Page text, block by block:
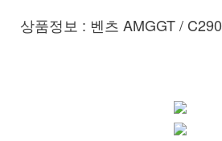
상품정보 : 벤츠 AMGGT / C290